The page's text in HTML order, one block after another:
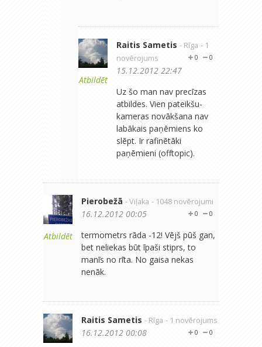
Atbildēt
Raitis Sametis - Rīga - 1
novērojums
0
0
15.12.2012 22:47
Uz šo man nav precīzas
atbildes. Vien pateikšu-
kameras novākšana nav
labākais paņēmiens ko
slēpt. Ir rafinētāki
paņēmieni (offtopic).
Atbildēt
Pierobežā - Viļaka - 1048 novērojumi
0
0
16.12.2012 00:05
termometrs rāda -12! Vējš pūš gan,
bet neliekas būt īpaši stiprs, to
manīs no rīta. No gaisa nekas
nenāk.
Raitis Sametis - Rīga - 1 novērojums
0
0
16.12.2012 00:08